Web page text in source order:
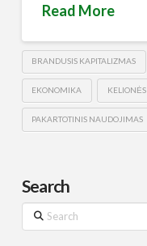
Read More
BRANDUSIS KAPITALIZMAS
EKONOMIKA KELIONĖS
PAKARTOTINIS NAUDOJIMAS
Search
Search